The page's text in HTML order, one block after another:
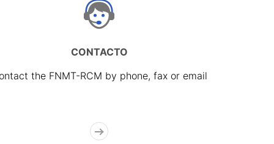
CONTACTO
the FNMT-RCM by phone, fax or email